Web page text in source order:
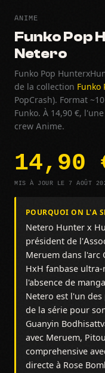
ANIME
Funko Pop
Netero
Funko Pop
de la collection Funko
PopCrash). Format
Funko. À 14,90 €,
crew Anime.
14,90
MIS À JOUR LE 7 AOÛT
POURQUOI ON L'A
Netero Hunter x
président de
Meruem dans l'arc
HxH fanbase
l'absence de
Netero est l'un
de la série pour
Guanyin
avec Meruem,
comprehensive
directe à Rose